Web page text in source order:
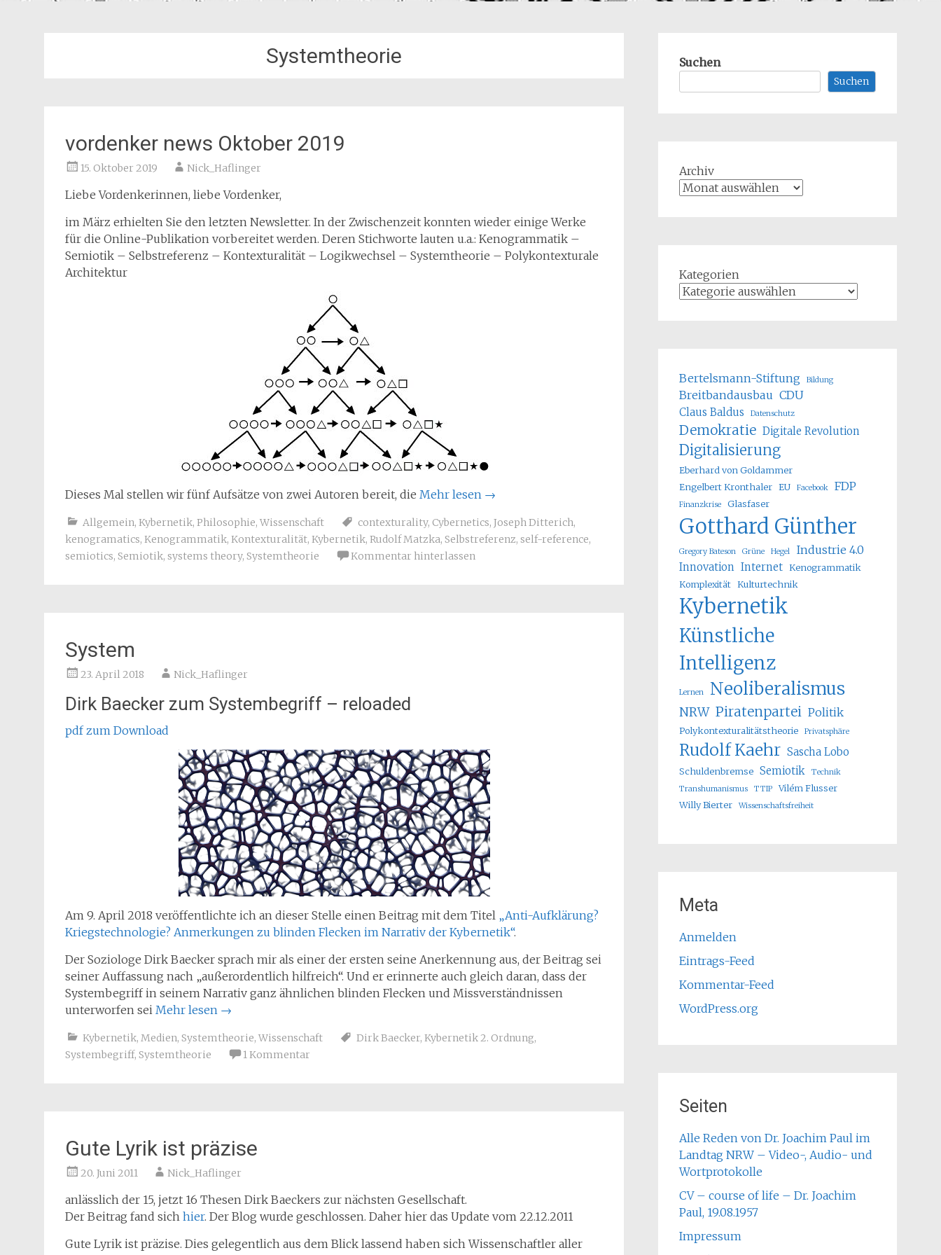
Systemtheorie
vordenker news Oktober 2019
15. Oktober 2019 Nick_Haflinger
Liebe Vordenkerinnen, liebe Vordenker,
im März erhielten Sie den letzten Newsletter. In der Zwischenzeit konnten wieder einige Werke
für die Online-Publikation vorbereitet werden. Deren Stichworte lauten u.a.: Kenogrammatik –
Semiotik – Selbstreferenz – Kontexturalität – Logikwechsel – Systemtheorie – Polykontexturale
Architektur
Dieses Mal stellen wir fünf Aufsätze von zwei Autoren bereit, die Mehr lesen →
Allgemein, Kybernetik, Philosophie, Wissenschaft contexturality, Cybernetics, Joseph Ditterich,
kenogramatics, Kenogrammatik, Kontexturalität, Kybernetik, Rudolf Matzka, Selbstreferenz, self-reference,
semiotics, Semiotik, systems theory, Systemtheorie Kommentar hinterlassen
System
23. April 2018 Nick_Haflinger
Dirk Baecker zum Systembegriff – reloaded
pdf zum Download
Am 9. April 2018 veröffentlichte ich an dieser Stelle einen Beitrag mit dem Titel „Anti-Aufklärung?
Kriegstechnologie? Anmerkungen zu blinden Flecken im Narrativ der Kybernetik“.
Der Soziologe Dirk Baecker sprach mir als einer der ersten seine Anerkennung aus, der Beitrag sei
seiner Auffassung nach „außerordentlich hilfreich“. Und er erinnerte auch gleich daran, dass der
Systembegriff in seinem Narrativ ganz ähnlichen blinden Flecken und Missverständnissen
unterworfen sei Mehr lesen →
Kybernetik, Medien, Systemtheorie, Wissenschaft Dirk Baecker, Kybernetik 2. Ordnung,
Systembegriff, Systemtheorie 1 Kommentar
Gute Lyrik ist präzise
20. Juni 2011 Nick_Haflinger
anlässlich der 15, jetzt 16 Thesen Dirk Baeckers zur nächsten Gesellschaft.
Der Beitrag fand sich hier. Der Blog wurde geschlossen. Daher hier das Update vom 22.12.2011
Gute Lyrik ist präzise. Dies gelegentlich aus dem Blick lassend haben sich Wissenschaftler aller
Suchen
Suchen
Archiv
Kategorien
Bertelsmann-Stiftung Bildung
Breitbandausbau CDU
Claus Baldus Datenschutz
Demokratie Digitale Revolution
Digitalisierung
Eberhard von Goldammer
Engelbert Kronthaler EU Facebook FDP
Finanzkrise Glasfaser
Gotthard Günther
Gregory Bateson Grüne Hegel Industrie 4.0
Innovation Internet Kenogrammatik
Komplexität Kulturtechnik
Kybernetik
Künstliche
Intelligenz
Lernen Neoliberalismus
NRW Piratenpartei Politik
Polykontexturalitätstheorie Privatsphäre
Rudolf Kaehr Sascha Lobo
Schuldenbremse Semiotik
Technik
Transhumanismus
TTIP
Vilém Flusser
Willy Bierter
Wissenschaftsfreiheit
Meta
Anmelden
Eintrags-Feed
Kommentar-Feed
WordPress.org
Seiten
Alle Reden von Dr. Joachim Paul im
Landtag NRW – Video-, Audio- und
Wortprotokolle
CV – course of life – Dr. Joachim
Paul, 19.08.1957
Impressum